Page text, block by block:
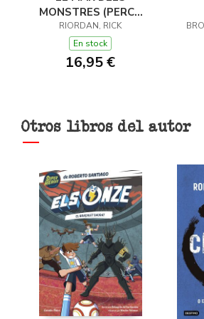
MONSTRES (PERCY
JACKSON I ELS DÉUS
DE L'OLIMP 2)
RIORDAN, RICK
En stock
16,95 €
Otros libros del autor